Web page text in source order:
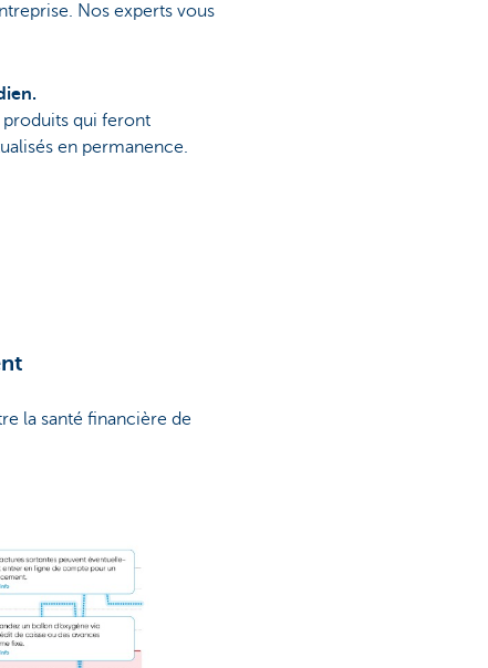
Nos experts vous
produits qui feront
en permanence.
la santé financière de